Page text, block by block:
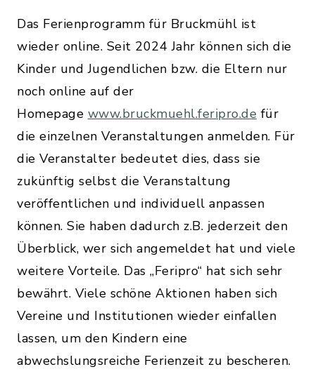
Das Ferienprogramm für Bruckmühl ist
wieder online. Seit 2024 Jahr können sich die
Kinder und Jugendlichen bzw. die Eltern nur
noch online auf der
Homepage www.bruckmuehl.feripro.de für
die einzelnen Veranstaltungen anmelden. Für
die Veranstalter bedeutet dies, dass sie
zukünftig selbst die Veranstaltung
veröffentlichen und individuell anpassen
können. Sie haben dadurch z.B. jederzeit den
Überblick, wer sich angemeldet hat und viele
weitere Vorteile. Das „Feripro“ hat sich sehr
bewährt. Viele schöne Aktionen haben sich
Vereine und Institutionen wieder einfallen
lassen, um den Kindern eine
abwechslungsreiche Ferienzeit zu bescheren.